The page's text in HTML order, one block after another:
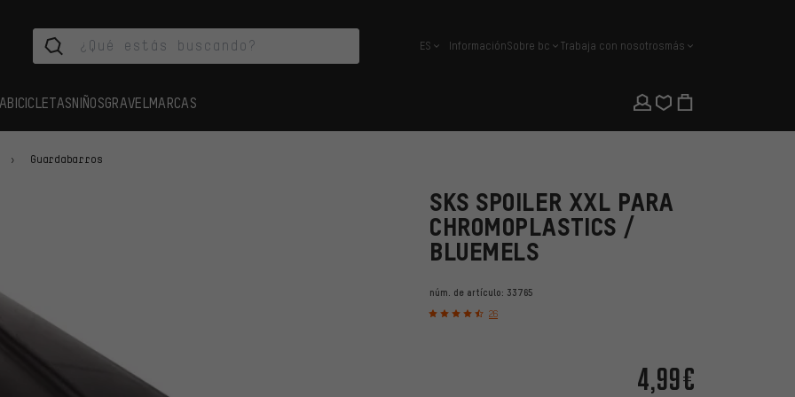
español
ES InformaciónSobre bc Trabaja con nosotrosmás
BICICLETASNIÑOSGRAVEL MARCAS
Guardabarros
SKS SPOILER XXL PARA
CHROMOPLASTICS /
BLUEMELS
núm. de artículo: 33765
26
4,99€